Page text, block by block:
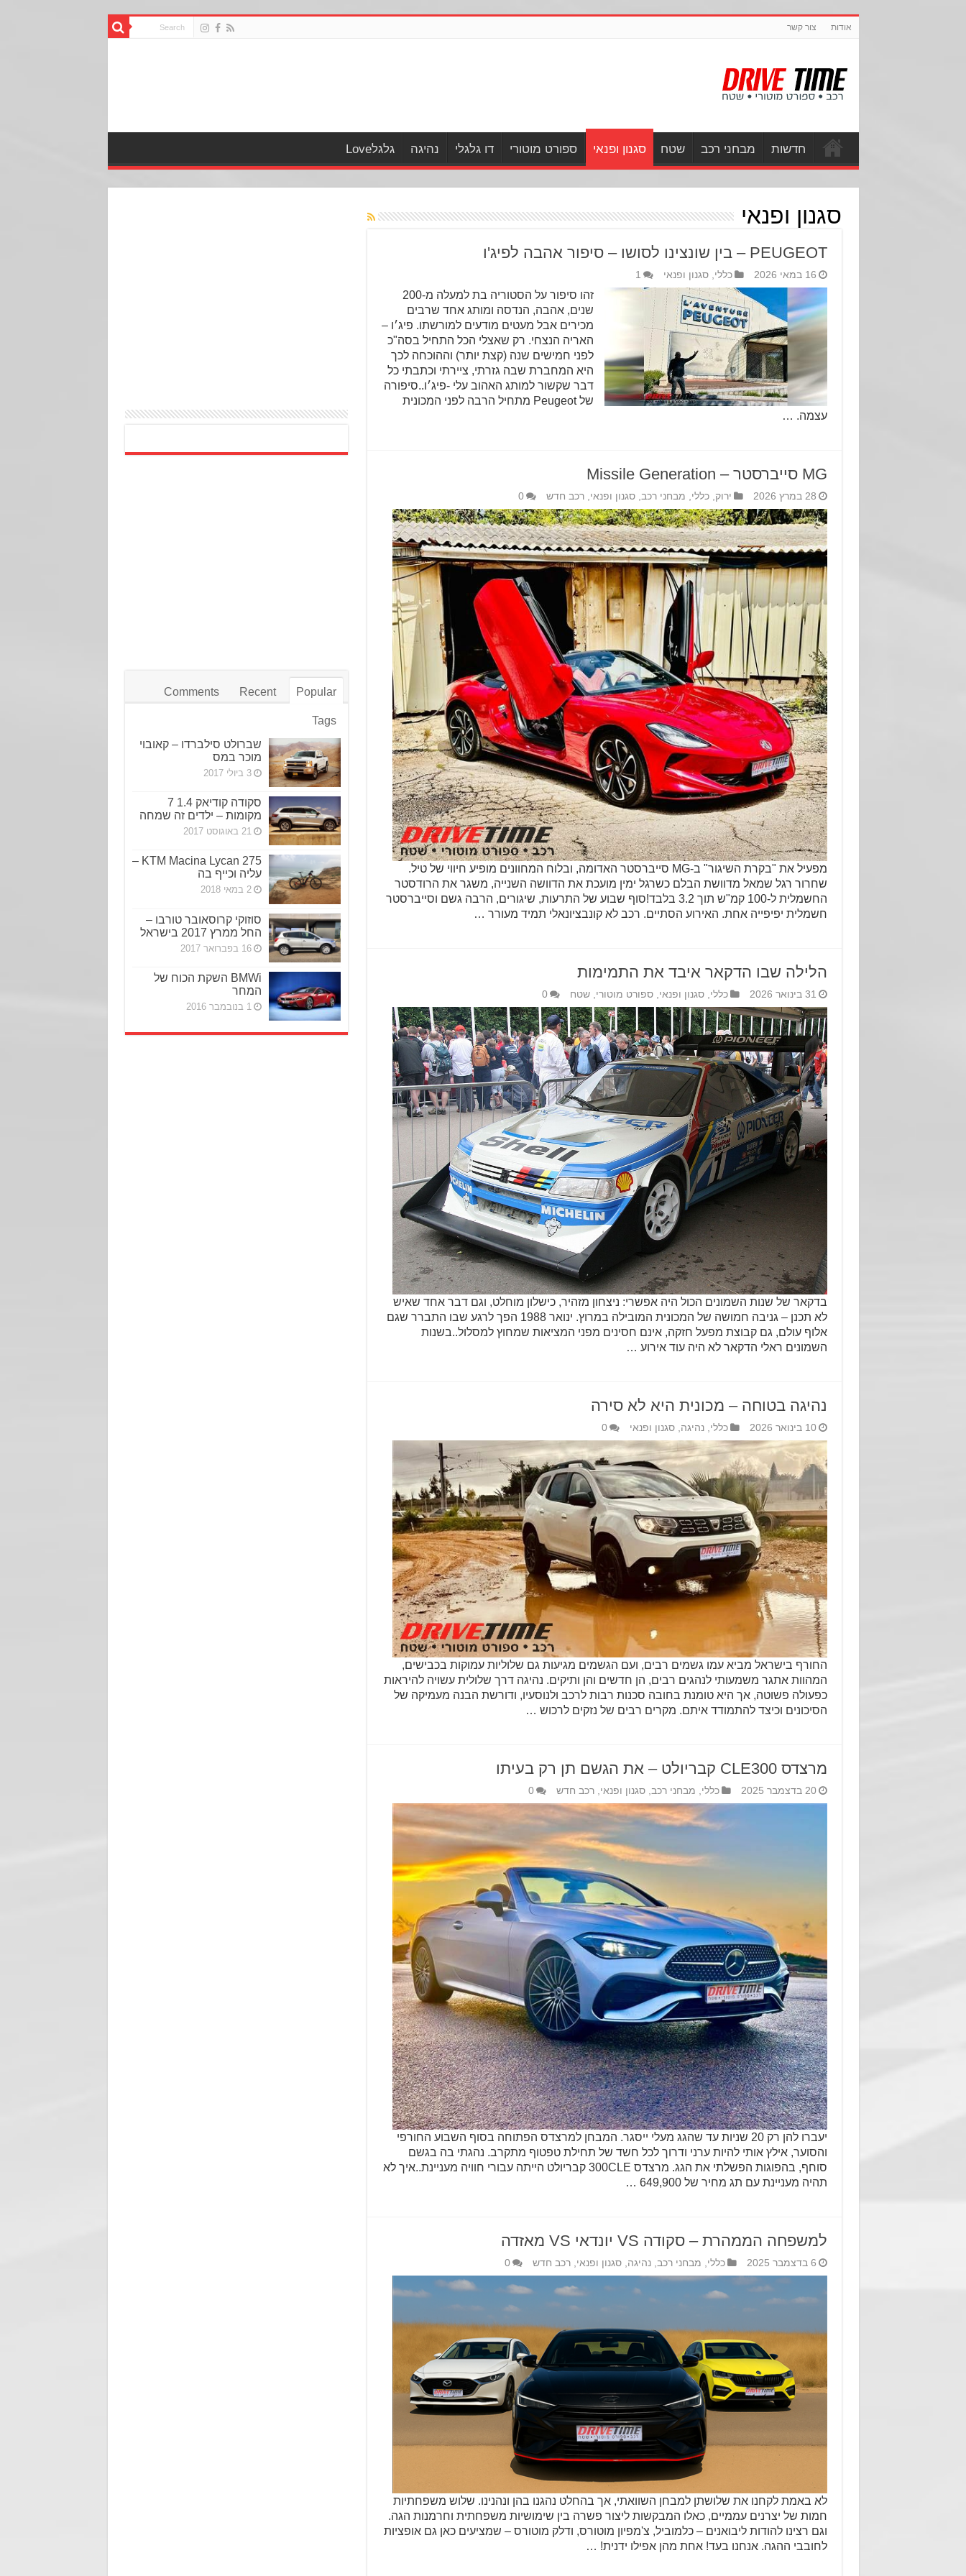
אודות צור קשר
חדשות מבחני רכב שטח סגנון ופנאי ספורט מוטורי דו גלגלי נהיגה גלגלLove
סגנון ופנאי
PEUGEOT – בין שונצינו לסושו – סיפור אהבה לפיג'ו
16 במאי 2026 כללי,סגנון ופנאי 1
זהו סיפור על הסטוריה בת למעלה מ-200
שנים, אהבה, הנדסה ומותג אחד שרבים
מכירים אבל מעטים מודעים למורשתו. פיג׳ו –
האריה הנצחי. רק שאצלי הכל התחיל בסה"כ
לפני חמישים שנה (קצת יותר) וההוכחה לכך
היא המחברת שבה גזרתי, ציירתי וכתבתי כל
דבר שקשור למותג האהוב עלי -פיג׳ו..סיפורה
של Peugeot מתחיל הרבה לפני המכונית
עצמה. …
MG סייברסטר – Missile Generation
28 במרץ 2026 ירוק,כללי, מבחני רכב,סגנון ופנאי,רכב חדש 0
מפעיל את "בקרת השיגור" ב-MG סייברסטר האדומה, ובלוח המחוונים מופיע חיווי של טיל.
שחרור רגל שמאל מדוושת הבלם כשרגל ימין מועכת את הדוושה השנייה, משגר את הרודסטר
החשמלית ל-100 קמ"ש תוך 3.2 בלבד!סוף שבוע של התרעות, שיגורים, הרבה גשם וסייברסטר
חשמלית יפיפייה אחת. האירוע הסתיים. רכב לא קונבציונאלי תמיד מעורר …
הלילה שבו הדקאר איבד את התמימות
31 בינואר 2026 כללי,סגנון ופנאי,ספורט מוטורי,שטח 0
בדקאר של שנות השמונים הכול היה אפשרי:‏‏ ניצחון מזהיר,‏‏ כישלון מוחלט,‏‏ וגם דבר אחד שאיש
לא תכנן – גניבה חמושה של המכונית המובילה במרוץ.‏‏ ינואר 1988 הפך לרגע שבו התברר שגם
אלוף עולם,‏‏ גם קבוצת מפעל חזקה,‏‏ אינם חסינים מפני המציאות שמחוץ למסלול.‏‏.בשנות
השמונים ראלי הדקאר לא היה עוד אירוע …
נהיגה בטוחה – מכונית היא לא סירה
10 בינואר 2026 כללי ,נהיגה ,סגנון ופנאי 0
החורף בישראל מביא עמו גשמים רבים,‏ ועם הגשמים מגיעות גם שלוליות עמוקות בכבישים,‏
המהוות אתגר משמעותי לנהגים רבים,‏ הן חדשים והן ותיקים.‏ נהיגה דרך שלולית עשויה להיראות
כפעולה פשוטה,‏ אך היא טומנת בחובה סכנות רבות לרכב ולנוסעיו,‏ ודורשת הבנה מעמיקה של
הסיכונים וכיצד להתמודד איתם.‏ מקרים רבים של נזקים לרכוש …
מרצדס CLE300 קבריולט – את הגשם תן רק בעיתו
20 בדצמבר 2025 כללי, מבחני רכב,סגנון ופנאי,רכב חדש 0
יעברו להן רק 20 שניות עד שהגג מעלי ייסגר. המבחן למרצדס הפתוחה בסוף השבוע החורפי
והסוער, אילץ אותי להיות ערני ודרוך לכל חשד של תחילת טפטוף מתקרב. נהגתי בה בגשם
סוחף, בהפוגות הפשלתי את הגג. מרצדס 300CLE קבריולט הייתה עבורי חוויה מעניינת..איך לא
תהיה מעניינת עם תג מחיר של 649,900 …
למשפחה הממהרת – סקודה VS יונדאי VS מאזדה
6 בדצמבר 2025 כללי, מבחני רכב,נהיגה,סגנון ופנאי,רכב חדש 0
לא באמת לקחנו את שלושתן למבחן השוואתי, אך בהחלט נהגנו בהן ונהנינו. שלוש משפחתיות
חמות של יצרנים עממיים, כאלו המבקשות ליצור פשרה בין שימושיות משפחתית וחרמנות הגה.
וגם רצינו להודות ליבואנים – כלמוביל, צ'מפיון מוטורס, ודלק מוטורס – שמציעים כאן גם אופציות
לחובבי ההגה. אנחנו בעד! אחת מהן אפילו ידנית! …
Popular
Recent
Comments
Tags
שברולט סילברדו – קאובוי
מוכר במס
3 ביולי 2017
סקודה קודיאק 1.4 7
מקומות – ילדים זה שמחה
21 באוגוסט 2017
KTM Macina Lycan 275 –
עליה וכייף בה
2 במאי 2018
סוזוקי קרוסאובר טורבו –
החל ממרץ 2017 בישראל
16 בפברואר 2017
BMWi השקת הכוח של
המחר
1 בנובמבר 2016